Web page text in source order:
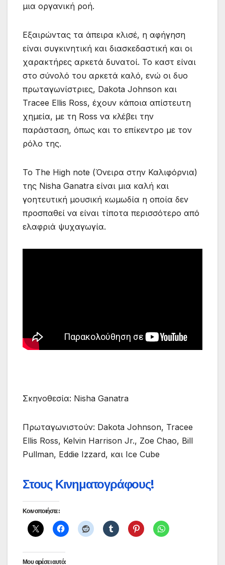
μια οργανική ροή.
Εξαιρώντας τα άπειρα κλισέ, η αφήγηση
είναι συγκινητική και διασκεδαστική και οι
χαρακτήρες αρκετά δυνατοί. Το καστ είναι
στο σύνολό του αρκετά καλό, ενώ οι δυο
πρωταγωνίστριες, Dakota Johnson και
Tracee Ellis Ross, έχουν κάποια απίστευτη
χημεία, με τη Ross να κλέβει την
παράσταση, όπως και το επίκεντρο με τον
ρόλο της.
Το The High note (Όνειρα στην Καλιφόρνια)
της Nisha Ganatra είναι μια καλή και
γοητευτική μουσική κωμωδία η οποία δεν
προσπαθεί να είναι τίποτα περισσότερο από
ελαφριά ψυχαγωγία.
Σκηνοθεσία: Nisha Ganatra
Πρωταγωνιστούν: Dakota Johnson, Tracee
Ellis Ross, Kelvin Harrison Jr., Zoe Chao, Bill
Pullman, Eddie Izzard, και Ice Cube
Στους Κινηματογράφους!
Κοινοποιήστε:
Μου αρέσει αυτό: